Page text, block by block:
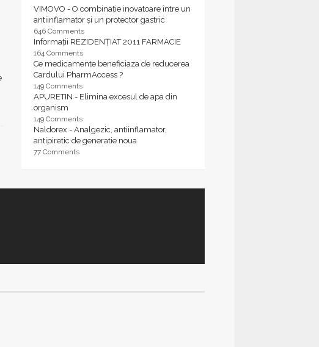
VIMOVO - O combinație inovatoare între un
antiinflamator și un protector gastric
646 Comments
Informații REZIDENȚIAT 2011 FARMACIE
164 Comments
Ce medicamente beneficiaza de reducerea
Cardului PharmAccess ?
149 Comments
APURETIN - Elimina excesul de apa din
organism
149 Comments
Naldorex - Analgezic, antiinflamator,
antipiretic de generatie noua
77 Comments